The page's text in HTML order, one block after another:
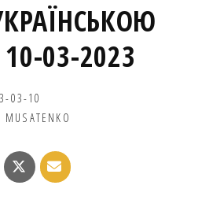
03-2023
03-10
MUSATENKO